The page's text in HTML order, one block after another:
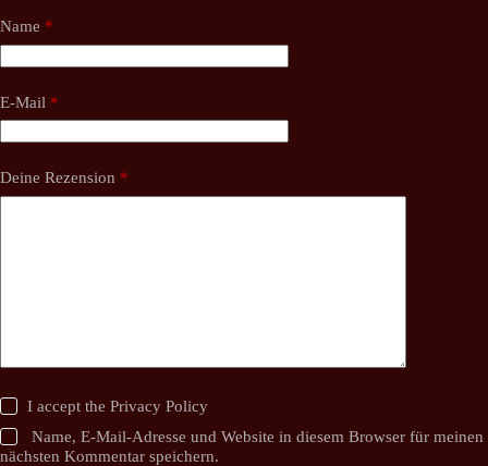
Name *
E-Mail *
Deine Rezension *
I accept thePrivacy Policy
Name, E-Mail-Adresse und Website in diesem Browser für meinen
nächsten Kommentar speichern.